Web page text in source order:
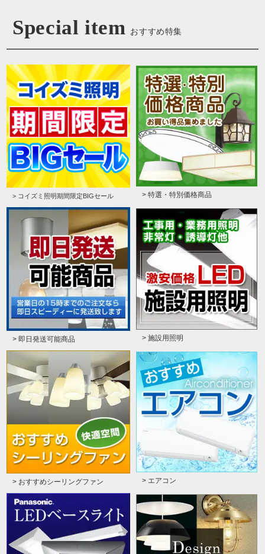
Special item おすすめ特集
> コイズミ照明期間限定BIGセール > 特選・特別価格商品
> 即日発送可能商品 > 施設用照明
> おすすめシーリングファン > エアコン